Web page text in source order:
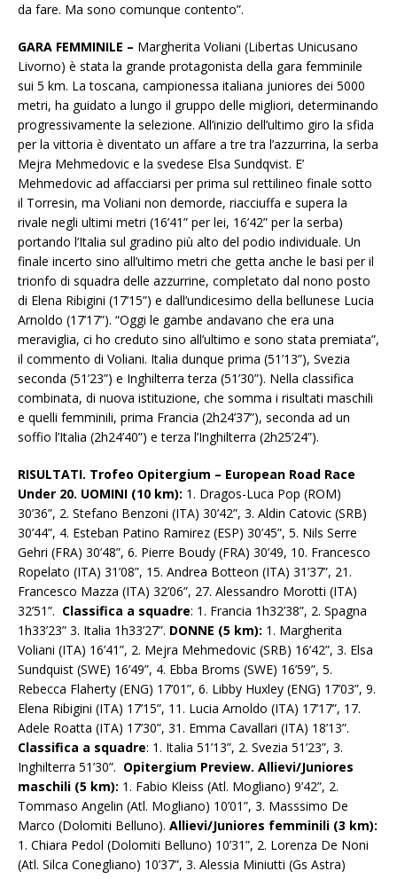
da fare. Ma sono comunque contento”.
GARA FEMMINILE – Margherita Voliani (Libertas Unicusano
Livorno) è stata la grande protagonista della gara femminile
sui 5 km. La toscana, campionessa italiana juniores dei 5000
metri, ha guidato a lungo il gruppo delle migliori, determinando
progressivamente la selezione. All’inizio dell’ultimo giro la sfida
per la vittoria è diventato un affare a tre tra l’azzurrina, la serba
Mejra Mehmedovic e la svedese Elsa Sundqvist. E’
Mehmedovic ad affacciarsi per prima sul rettilineo finale sotto
il Torresin, ma Voliani non demorde, riacciuffa e supera la
rivale negli ultimi metri (16’41” per lei, 16’42” per la serba)
portando l’Italia sul gradino più alto del podio individuale. Un
finale incerto sino all’ultimo metri che getta anche le basi per il
trionfo di squadra delle azzurrine, completato dal nono posto
di Elena Ribigini (17’15”) e dall’undicesimo della bellunese Lucia
Arnoldo (17’17”). “Oggi le gambe andavano che era una
meraviglia, ci ho creduto sino all’ultimo e sono stata premiata”,
il commento di Voliani. Italia dunque prima (51’13”), Svezia
seconda (51’23”) e Inghilterra terza (51’30”). Nella classifica
combinata, di nuova istituzione, che somma i risultati maschili
e quelli femminili, prima Francia (2h24’37”), seconda ad un
soffio l’Italia (2h24’40”) e terza l’Inghilterra (2h25’24”).
RISULTATI. Trofeo Opitergium – European Road Race
Under 20. UOMINI (10 km): 1. Dragos-Luca Pop (ROM)
30’36”, 2. Stefano Benzoni (ITA) 30’42”, 3. Aldin Catovic (SRB)
30’44”, 4. Esteban Patino Ramirez (ESP) 30’45”, 5. Nils Serre
Gehri (FRA) 30’48”, 6. Pierre Boudy (FRA) 30’49, 10. Francesco
Ropelato (ITA) 31’08”, 15. Andrea Botteon (ITA) 31’37”, 21.
Francesco Mazza (ITA) 32’06”, 27. Alessandro Morotti (ITA)
32’51”. Classifica a squadre: 1. Francia 1h32’38”, 2. Spagna
1h33’23” 3. Italia 1h33’27”. DONNE (5 km): 1. Margherita
Voliani (ITA) 16’41”, 2. Mejra Mehmedovic (SRB) 16’42”, 3. Elsa
Sundquist (SWE) 16’49”, 4. Ebba Broms (SWE) 16’59”, 5.
Rebecca Flaherty (ENG) 17’01”, 6. Libby Huxley (ENG) 17’03”, 9.
Elena Ribigini (ITA) 17’15”, 11. Lucia Arnoldo (ITA) 17’17”, 17.
Adele Roatta (ITA) 17’30”, 31. Emma Cavallari (ITA) 18’13”.
Classifica a squadre: 1. Italia 51’13”, 2. Svezia 51’23”, 3.
Inghilterra 51’30”. Opitergium Preview. Allievi/Juniores
maschili (5 km): 1. Fabio Kleiss (Atl. Mogliano) 9’42”, 2.
Tommaso Angelin (Atl. Mogliano) 10’01”, 3. Masssimo De
Marco (Dolomiti Belluno). Allievi/Juniores femminili (3 km):
1. Chiara Pedol (Dolomiti Belluno) 10’31”, 2. Lorenza De Noni
(Atl. Silca Conegliano) 10’37”, 3. Alessia Miniutti (Gs Astra)